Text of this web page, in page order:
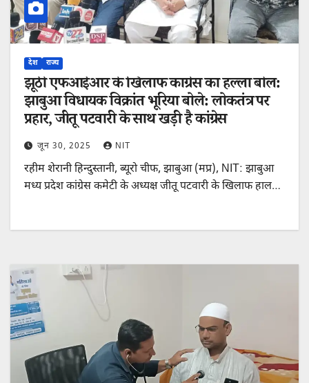
देश राज्य
झूठी एफआईआर के खिलाफ कांग्रेस का हल्ला बोल:
झाबुआ विधायक विक्रांत भूरिया बोले: लोकतंत्र पर
प्रहार, जीतू पटवारी के साथ खड़ी है कांग्रेस
जून 30, 2025 NIT
रहीम शेरानी हिन्दुस्तानी, ब्यूरो चीफ, झाबुआ (मप्र), NIT: झाबुआ
मध्य प्रदेश कांग्रेस कमेटी के अध्यक्ष जीतू पटवारी के खिलाफ हाल…